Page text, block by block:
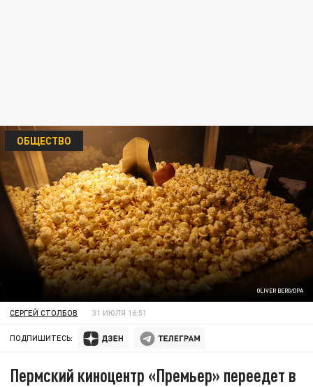
OLIVER BERG/DPA
ОБЩЕСТВО
СЕРГЕЙ СТОЛБОВ 31 ИЮЛЯ 16:51
ПОДПИШИТЕСЬ:
Пермский киноцентр «Премьер» переедет в